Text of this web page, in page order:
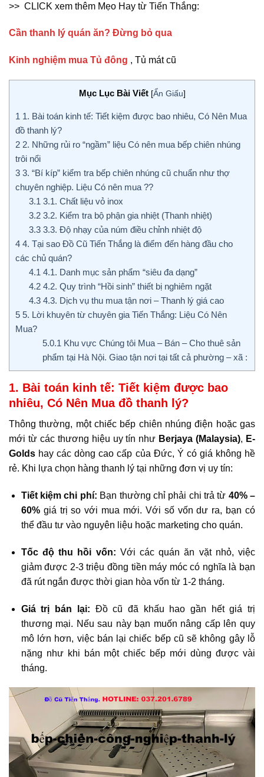
>> CLICK xem thêm Mẹo Hay từ Tiến Thắng:
Cần thanh lý quán ăn? Đừng bỏ qua
Kinh nghiệm mua Tủ đông , Tủ mát cũ
Mục Lục Bài Viết [Ẩn Giấu]
1 1. Bài toán kinh tế: Tiết kiệm được bao nhiêu, Có Nên Mua
đồ thanh lý?
2 2. Những rủi ro “ngầm” liệu Có nên mua bếp chiên nhúng
trôi nổi
3 3. “Bí kíp” kiểm tra bếp chiên nhúng cũ chuẩn như thợ
chuyên nghiệp. Liệu Có nên mua ??
3.1 3.1. Chất liệu vỏ inox
3.23.2. Kiểm tra bộ phận gia nhiệt (Thanh nhiệt)
3.33.3. Độ nhạy của núm điều chỉnh nhiệt độ
4 4. Tại sao Đồ Cũ Tiến Thắng là điểm đến hàng đầu cho
các chủ quán?
4.1 4.1. Danh mục sản phẩm “siêu đa dạng”
4.24.2. Quy trình “Hồi sinh” thiết bị nghiêm ngặt
4.34.3. Dịch vụ thu mua tận nơi – Thanh lý giá cao
5 5. Lời khuyên từ chuyên gia Tiến Thắng: Liệu Có Nên
Mua?
5.0.1 Khu vực Chúng tôi Mua – Bán – Cho thuê sản
phẩm tại Hà Nội. Giao tận nơi tại tất cả phường – xã :
1. Bài toán kinh tế: Tiết kiệm được bao
nhiêu, Có Nên Mua đồ thanh lý?
Thông thường, một chiếc bếp chiên nhúng điện hoặc gas
mới từ các thương hiệu uy tín như Berjaya (Malaysia), E-
Golds hay các dòng cao cấp của Đức, Ý có giá không hề
rẻ. Khi lựa chọn hàng thanh lý tại những đơn vị uy tín:
Tiết kiệm chi phí: Bạn thường chỉ phải chi trả từ 40% –
60%giá trị so với mua mới. Với số vốn dư ra, bạn có
thể đầu tư vào nguyên liệu hoặc marketing cho quán.
Tốc độ thu hồi vốn: Với các quán ăn vặt nhỏ, việc
giảm được 2-3 triệu đồng tiền máy móc có nghĩa là bạn
đã rút ngắn được thời gian hòa vốn từ 1-2 tháng.
Giá trị bán lại: Đồ cũ đã khấu hao gần hết giá trị
thương mại. Nếu sau này bạn muốn nâng cấp lên quy
mô lớn hơn, việc bán lại chiếc bếp cũ sẽ không gây lỗ
nặng như khi bán một chiếc bếp mới dùng được vài
tháng.